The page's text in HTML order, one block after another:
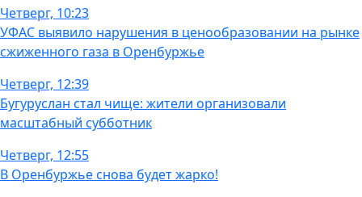
Четверг, 10:23
УФАС выявило нарушения в ценообразовании на рынке
сжиженного газа в Оренбуржье
Четверг, 12:39
Бугуруслан стал чище: жители организовали
масштабный субботник
Четверг, 12:55
В Оренбуржье снова будет жарко!